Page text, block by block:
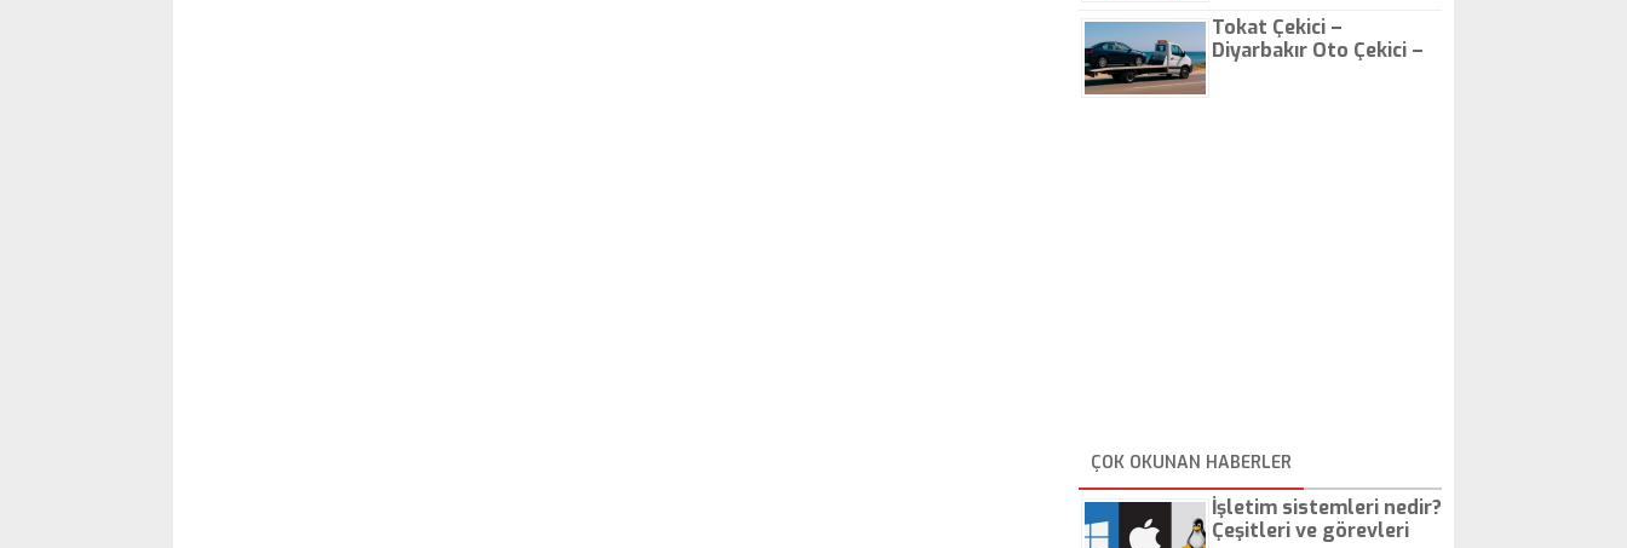
Tokat Çekici –
Diyarbakır Oto Çekici –
ÇOK OKUNAN HABERLER
İşletim sistemleri nedir?
Çeşitleri ve görevleri